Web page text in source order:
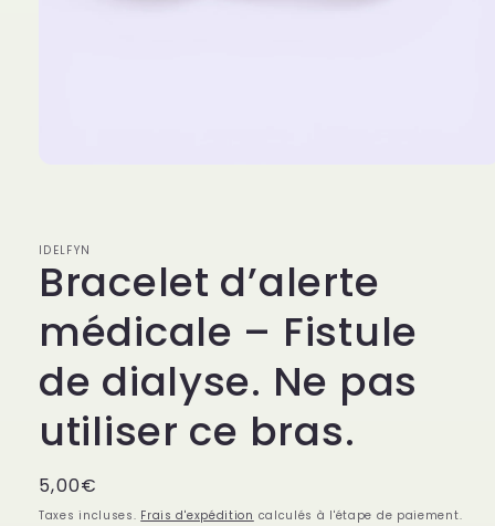
IDELFYN
Bracelet d’alerte
médicale – Fistule
de dialyse. Ne pas
utiliser ce bras.
Prix
habituel
5,00€
Taxes incluses. Frais d'expédition calculés à l'étape de paiement.